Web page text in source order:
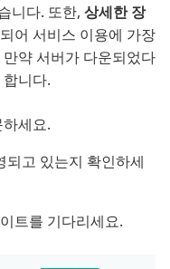
니다. 또한, 상세한 장
어 서비스 이용에 가장
약 서버가 다운되었다
니다.
세요.
되고 있는지 확인하세
트를 기다리세요.